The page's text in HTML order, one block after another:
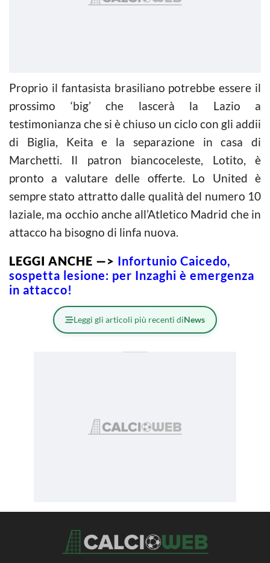
Proprio il fantasista brasiliano potrebbe essere il
prossimo ‘big’ che lascerà la Lazio a
testimonianza che si è chiuso un ciclo con gli addii
di Biglia, Keita e la separazione in casa di
Marchetti. Il patron biancoceleste, Lotito, è
pronto a valutare delle offerte. Lo United è
sempre stato attratto dalle qualità del numero 10
laziale, ma occhio anche all’Atletico Madrid che in
attacco ha bisogno di linfa nuova.
LEGGI ANCHE —> Infortunio Caicedo,
sospetta lesione: per Inzaghi è emergenza
in attacco!
Leggi gli articoli più recenti diNews